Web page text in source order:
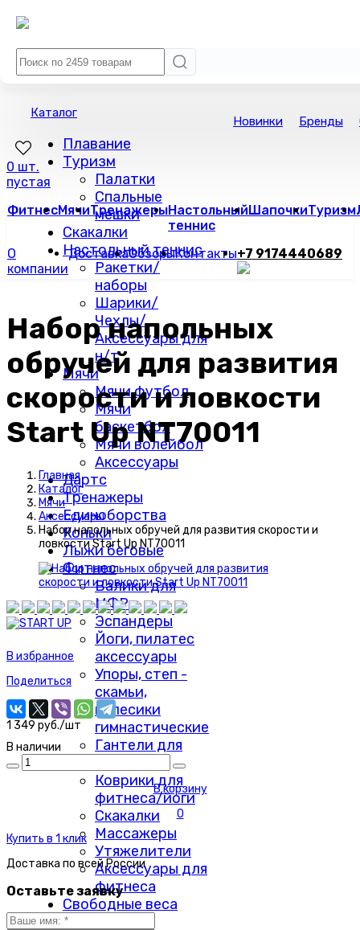
Каталог
Плавание
Туризм
Палатки
Спальные
мешки
Скакалки
Настольный теннис
Ракетки/
наборы
Шарики/
Чехлы/
Аксессуары для
н/т
Мячи
Мячи футбол
Мячи
баскетбол
Мячи волейбол
Аксессуары
Дартс
Тренажеры
Единоборства
Коньки
Лыжи беговые
Фитнес
Валики для
МФР
Эспандеры
Йоги, пилатес
аксессуары
Упоры, степ -
скамьи,
колесики
гимнастические
Гантели для
Коврики для
фитнеса/йоги
Скакалки
Массажеры
Утяжелители
Аксессуары для
фитнеса
Свободные веса
Новинки Бренды
0 шт.
пустая
ФитнесМячиТренажерыНастольный
теннис
ШапочкиТуризм
О
компании
ДоставкаОбзорыКонтакты+7 9174440689
Набор напольных
обручей для развития
скорости и ловкости
Start Up NT70011
Главная
Каталог
Мячи
Аксессуары
Набор напольных обручей для развития скорости и
ловкости Start Up NT70011
В избранное
Поделиться
1 349 руб./шт
В наличии
В корзину
0
Купить в 1 клик
Доставка по всей России
Оставьте заявку